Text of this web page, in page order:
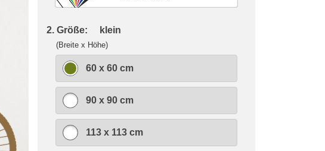
2. Größe: klein
(Breite x Höhe)
60 x 60 cm
90 x 90 cm
113 x 113 cm